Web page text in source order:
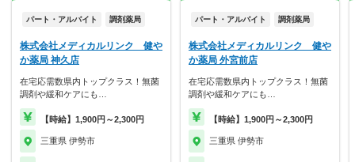
パート・アルバイト 調剤薬局
株式会社メディカルリンク 健や
か薬局 神久店
在宅応需数県内トップクラス！無菌
調剤や緩和ケアにも…
【時給】1,900円～2,300円
三重県 伊勢市
パート・アルバイト 調剤薬局
株式会社メディカルリンク 健や
か薬局 外宮前店
在宅応需数県内トップクラス！無菌
調剤や緩和ケアにも…
【時給】1,900円～2,300円
三重県 伊勢市